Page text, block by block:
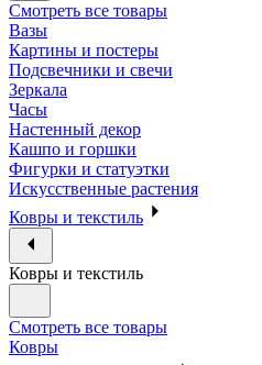
Смотреть все товары
Вазы
Картины и постеры
Подсвечники и свечи
Зеркала
Часы
Настенный декор
Кашпо и горшки
Фигурки и статуэтки
Искусственные растения
Ковры и текстиль
Ковры и текстиль
Смотреть все товары
Ковры